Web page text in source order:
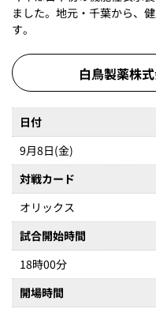
ました。地元・千葉から、
す。
白鳥製薬株
日付
9月8日(金)
対戦カード
オリックス
試合開始時間
18時00分
開場時間